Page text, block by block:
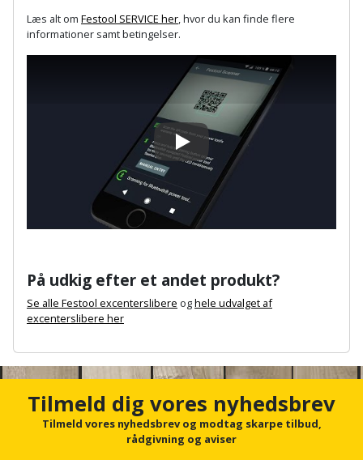
Skraber
Soldater
støtte
og
teleskopstøtte
Stålbørste
Ligesliber
Måleinstrumenter
Mejselhammer
Multicuttertilbehør
Multisliber
Nedbrydningshammer
Mobiltilbehør
Prepping
Presenning
Redskabsskur
Rengøring
Shelter
Læs alt om Festool SERVICE her, hvor du kan finde flere
informationer samt betingelser.
Play
På udkig efter et andet produkt?
Se alle Festool excenterslibere oghele udvalget af
excenterslibere her
c
Tilmeld dig vores nyhedsbrev
Tilmeld vores nyhedsbrev og modtag skarpe tilbud,
rådgivning og aviser